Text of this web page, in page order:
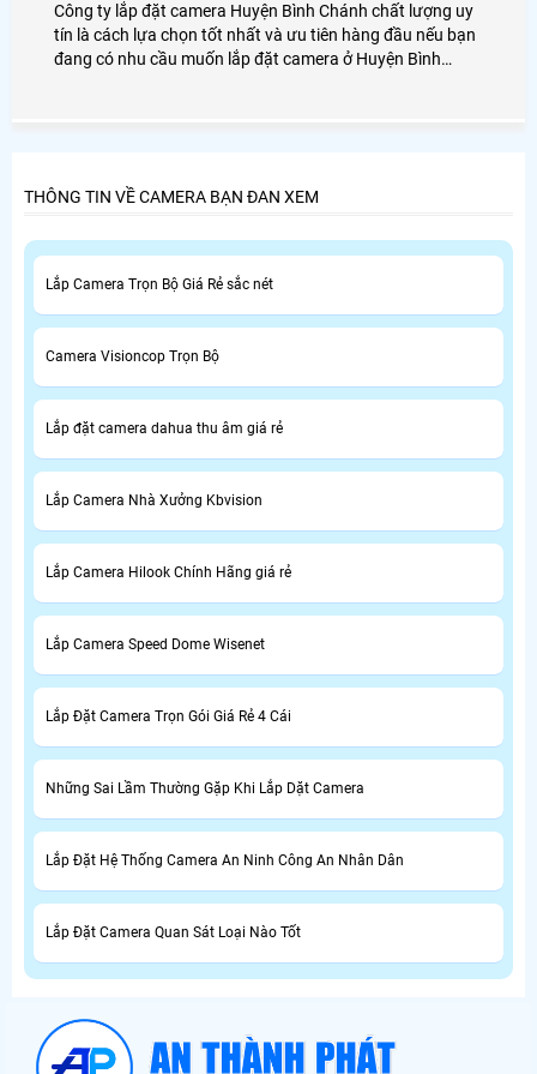
Công ty lắp đặt camera Huyện Bình Chánh chất lượng uy
tín là cách lựa chọn tốt nhất và ưu tiên hàng đầu nếu bạn
đang có nhu cầu muốn lắp đặt camera ở Huyện Bình
THÔNG TIN VỀ CAMERA BẠN ĐAN XEM
Lắp Camera Trọn Bộ Giá Rẻ sắc nét
Camera Visioncop Trọn Bộ
Lắp đặt camera dahua thu âm giá rẻ
Lắp Camera Nhà Xưởng Kbvision
Lắp Camera Hilook Chính Hãng giá rẻ
Lắp Camera Speed Dome Wisenet
Lắp Đặt Camera Trọn Gói Giá Rẻ 4 Cái
Những Sai Lầm Thường Gặp Khi Lắp Dặt Camera
Lắp Đặt Hệ Thống Camera An Ninh Công An Nhân Dân
Lắp Đặt Camera Quan Sát Loại Nào Tốt